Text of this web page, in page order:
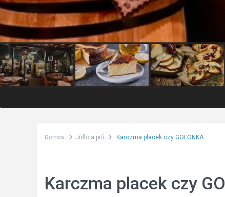
Domov Jídlo a pití Karczma placek czy GOLONKA
Karczma placek czy